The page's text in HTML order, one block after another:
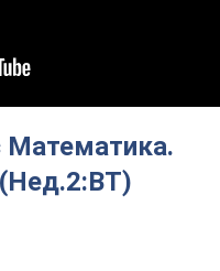
Математика.